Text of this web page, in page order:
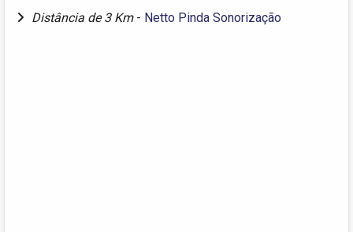
Distância de 3 Km - Netto Pinda Sonorização